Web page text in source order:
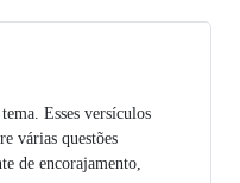
Esses versículos
várias questões
de encorajamento,